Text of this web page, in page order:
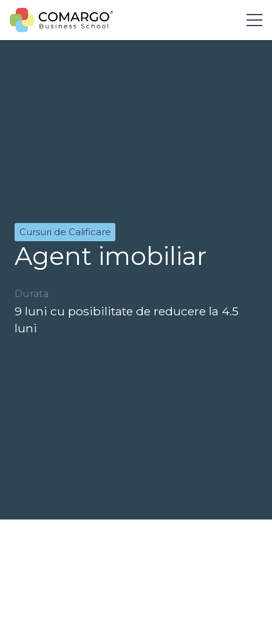
Cursuri de Calificare
Agent imobiliar
Durata
9 luni cu posibilitate de reducere la 4.5
luni